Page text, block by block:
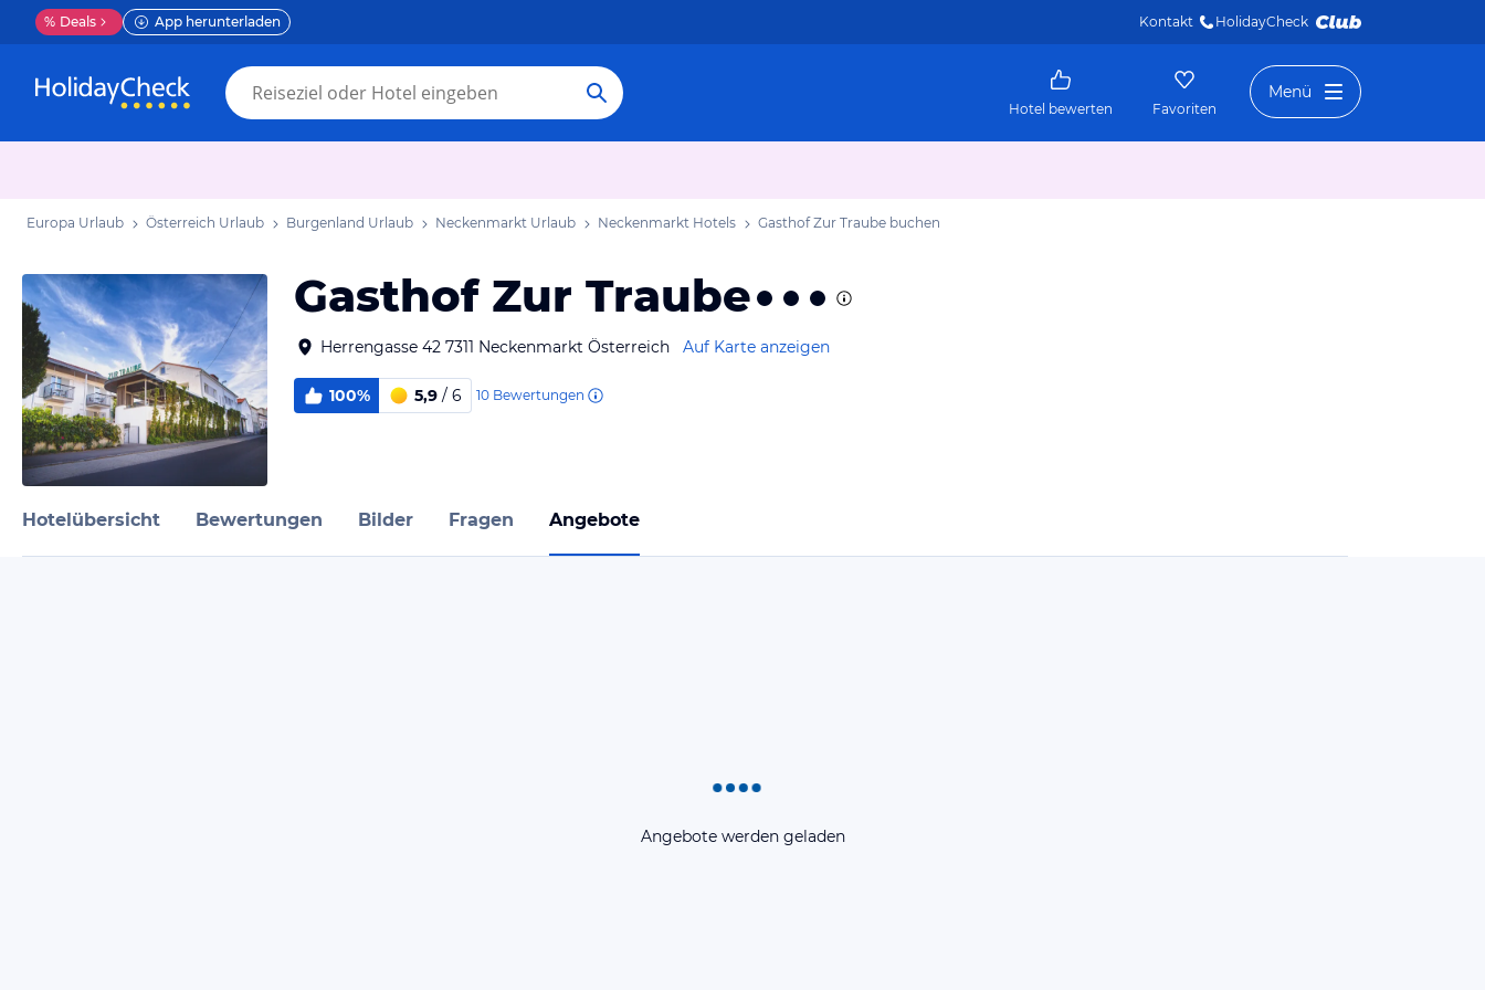
% Deals App herunterladen Kontakt HolidayCheck
Hotel bewerten Favoriten
Menü
Europa Urlaub Österreich Urlaub Burgenland Urlaub Neckenmarkt Urlaub Neckenmarkt Hotels Gasthof Zur Traube buchen
Gasthof Zur Traube
Herrengasse 42 7311 Neckenmarkt Österreich Auf Karte anzeigen
100% 5,9 / 6 10 Bewertungen
Hotelübersicht Bewertungen Bilder Fragen Angebote
Angebote werden geladen